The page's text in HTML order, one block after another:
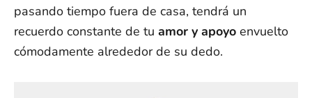
pasando tiempo fuera de casa, tendrá un
recuerdo constante de tu amor y apoyo envuelto
cómodamente alrededor de su dedo.